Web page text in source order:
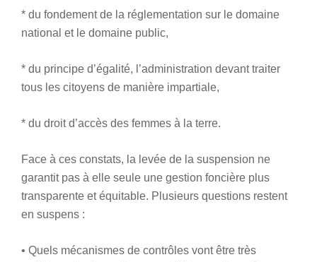
* du fondement de la réglementation sur le domaine
national et le domaine public,
* du principe d’égalité, l’administration devant traiter
tous les citoyens de manière impartiale,
* du droit d’accès des femmes à la terre.
Face à ces constats, la levée de la suspension ne
garantit pas à elle seule une gestion foncière plus
transparente et équitable. Plusieurs questions restent
en suspens :
• Quels mécanismes de contrôles vont être très